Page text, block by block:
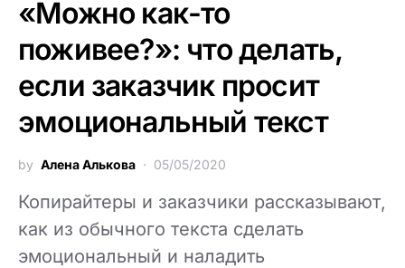
«Можно как-то
поживее?»: что делать,
если заказчик просит
эмоциональный текст
by Алена Алькова 05/05/2020
Копирайтеры и заказчики рассказывают,
как из обычного текста сделать
эмоциональный и наладить